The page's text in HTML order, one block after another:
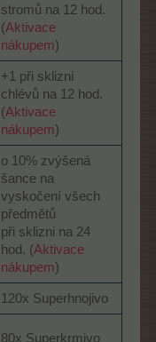
stromů na 12 hod.
(Aktivace
nákupem)
+1 při sklizni
chlévů na 12 hod.
(Aktivace
nákupem)
o 10% zvýšená
šance na
vyskočení všech
předmětů
při sklizni na 24
hod. (Aktivace
nákupem)
120x Superhnojivo
80x Superkrmivo